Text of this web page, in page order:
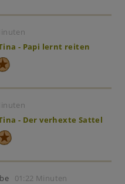
- Papi lernt reiten
- Der verhexte Sattel
01:22 Minuten